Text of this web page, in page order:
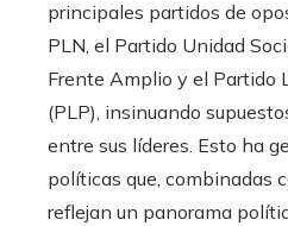
principales partidos de
PLN, el Partido Unidad
Frente Amplio y el Partido
(PLP), insinuando
entre sus líderes. Esto ha
políticas que, combinadas
reflejan un panorama